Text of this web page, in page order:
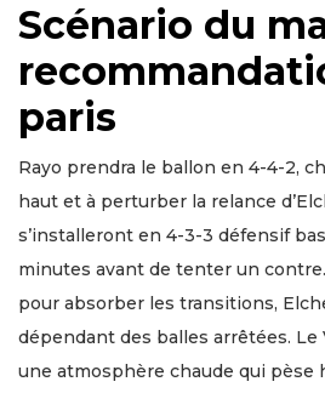
Scénario du
paris
Rayo prendra le ballon en 4-4-2,
haut et à perturber la relance
s’installeront en 4-3-3 défensif
minutes avant de tenter un
pour absorber les transitions,
dépendant des balles arrêtées.
une atmosphère chaude qui pèse